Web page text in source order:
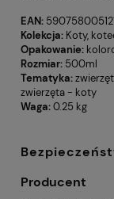
EAN:
Kolekcja: Koty,
Opakowanie:
Rozmiar: 500ml
Tematyka:
zwierzęta - koty
Waga:0.25 kg
Producent